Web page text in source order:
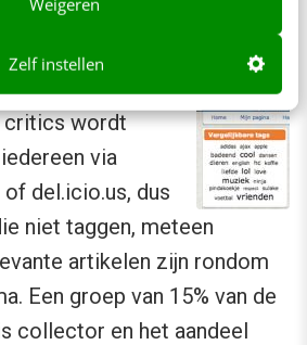
Zelf instellen
en aggregeren speelt
rol in het organiseren van de
content die
critics wordt
via
del.icio.us, dus
niet taggen, meteen
artikelen zijn rondom
Een groep van 15% van de
collector en het aandeel